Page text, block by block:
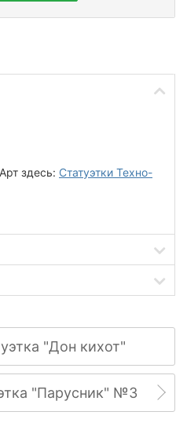
здесь: Статуэтки Техно-
"Дон кихот"
"Парусник" №3